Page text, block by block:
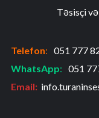
Təsisçi
Telefon: 051 777
WhatsApp: 051
Email: